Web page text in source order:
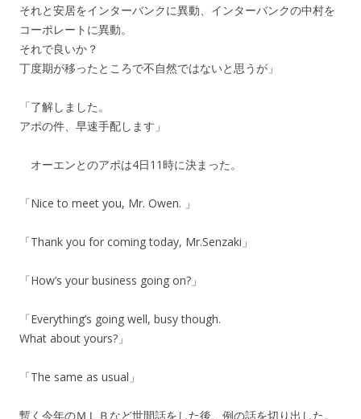
それと安居をインターバンクに異動、インターバンクの中村を
コーポレートに異動。
それで良いか？
丁度期が移ったところで不自然ではないと思うが」
「了解しました。
アポの件、早速手配します」
オーエンとのアポは4日11時に決まった。
「Nice to meet you, Mr. Owen. 」
「Thank you for coming today, Mr.Senzaki」
「How’s your business going on?」
「Everything’s going well, busy though.
What about yours?」
「The same as usual」
暫く今年のＭＬＢなど世間話をした後、例の話を切り出した。